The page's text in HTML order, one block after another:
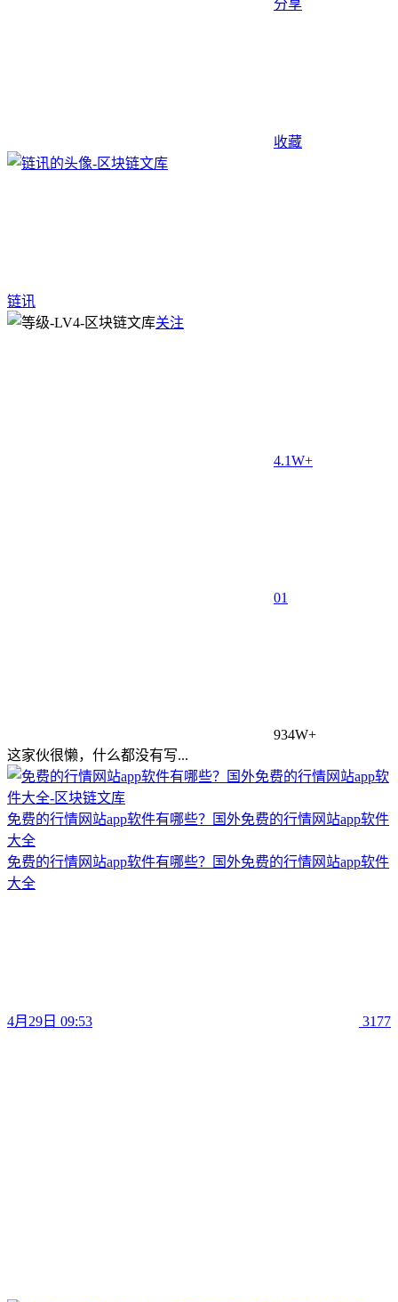
分享
收藏
链讯
关注
4.1W+
01
934W+
这家伙很懒，什么都没有写...
免费的行情网站app软件有哪些？国外免费的行情网站app软件
大全
免费的行情网站app软件有哪些？国外免费的行情网站app软件
大全
4月29日 09:53 3177